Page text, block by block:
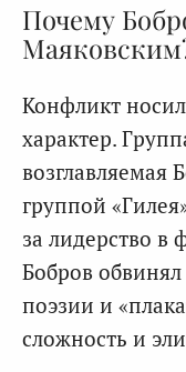
Почему
Конфликт
характер.
возглавляемая
группой
за лидерство в
Бобров
поэзии и
сложность и